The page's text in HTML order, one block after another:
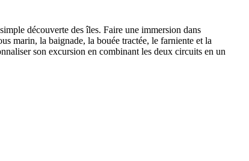
découverte des îles. Faire une immersion dans
marin, la baignade, la bouée tractée, le farniente et la
son excursion en combinant les deux circuits en un